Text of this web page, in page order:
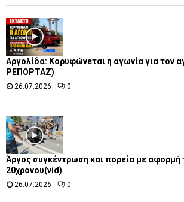
Αργολίδα: Κορυφώνεται η αγωνία για τον
ΡΕΠΟΡΤΑΖ)
26.07.2026 0
Άργος συγκέντρωση και πορεία με αφορμή
20χρονου(vid)
26.07.2026 0